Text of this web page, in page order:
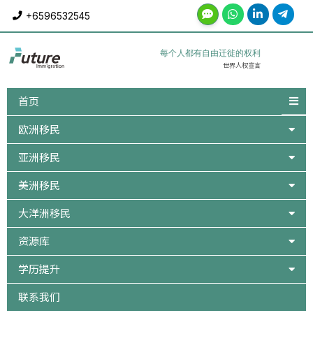
content
+6596532545
每个人都有自由迁徙的权利
世界人权宣言
首页
欧洲移民
亚洲移民
美洲移民
大洋洲移民
资源库
学历提升
联系我们